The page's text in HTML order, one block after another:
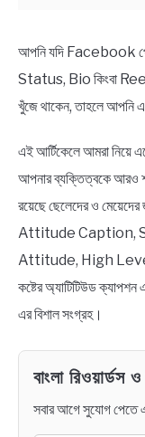
BENGALI LYRICS
BENGALI NAMES
আপনি যদি
Status, Bio কিংবা
খুঁজে থাকেন, তাহলে আপনি
এই আর্টিকেলে আমরা নিয়ে
আপনার ব্যক্তিত্বকে আরও
রয়েছে ছেলেদের ও
Attitude Caption,
Attitude, High
কষ্টের অ্যাটিটিউড
এর বিশাল সংগ্রহ।
বাংলা
সবার আগে সুযোগ পেতে